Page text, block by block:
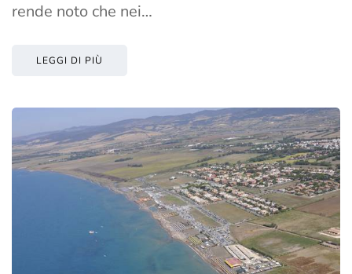
rende noto che nei…
LEGGI DI PIÙ